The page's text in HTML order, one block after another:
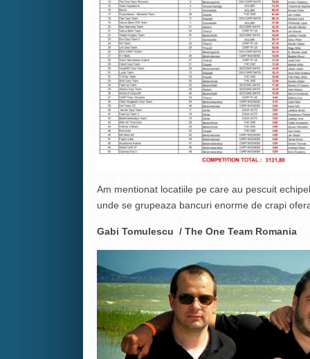
Am mentionat locatiile pe care au pescuit
unde se grupeaza bancuri enorme de crapi
Gabi Tomulescu / The One Team Romania